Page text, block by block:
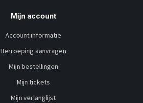
Mijn account
Account informatie
Herroeping aanvragen
Mijn bestellingen
Mijn tickets
Mijn verlanglijst